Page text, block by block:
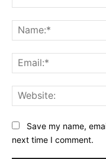
Save my name,
next time I comment.